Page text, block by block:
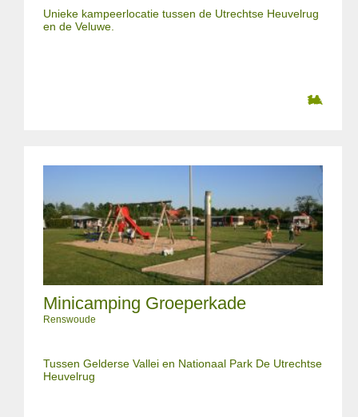
Unieke kampeerlocatie tussen de Utrechtse Heuvelrug
en de Veluwe.
Minicamping Groeperkade
Renswoude
Tussen Gelderse Vallei en Nationaal Park De Utrechtse
Heuvelrug